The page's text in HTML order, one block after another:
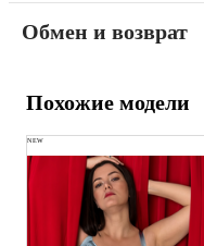
Обмен и возврат
Похожие модели
NEW